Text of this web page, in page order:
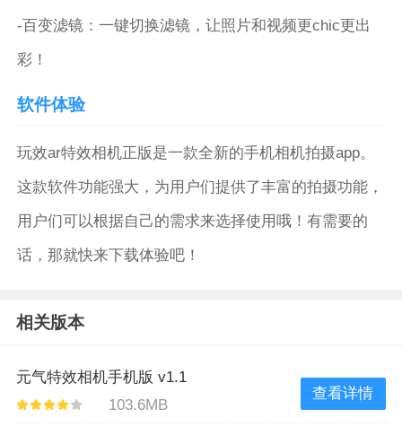
-百变滤镜：一键切换滤镜，让照片和视频更chic更出
彩！
软件体验
玩效ar特效相机正版是一款全新的手机相机拍摄app。
这款软件功能强大，为用户们提供了丰富的拍摄功能，
用户们可以根据自己的需求来选择使用哦！有需要的
话，那就快来下载体验吧！
相关版本
元气特效相机手机版 v1.1
103.6MB
查看详情